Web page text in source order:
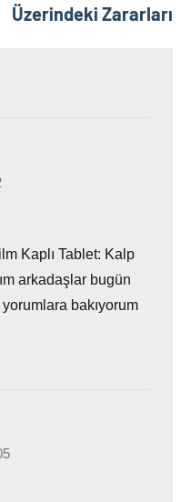
Üzerindeki Zararları
Kaplı Tablet: Kalp
arkadaşlar bugün
bakıyorum